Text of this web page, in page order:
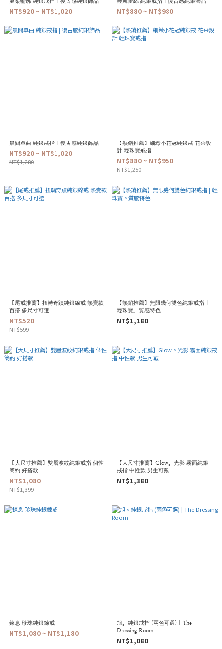
NT$920 ~ NT$1,020 NT$880 ~ NT$980
晨間單曲 純銀戒指 | 復古感純銀飾品
NT$920 ~ NT$1,020
NT$1,280
【熱銷推薦】細緻小花冠純銀戒 花朵設
計 輕珠寶戒指
NT$880 ~ NT$950
NT$1,250
【尾戒推薦】扭轉奇蹟純銀線戒 熱賣款
百搭 多尺寸可選
NT$520
NT$599
【熱銷推薦】無限幾何雙色純銀戒指 |
輕珠寶。質感特色
NT$1,180
【大尺寸推薦】雙層波紋純銀戒指 個性
簡約 好搭款
NT$1,080
NT$1,399
【大尺寸推薦】Glow。光影 霧面純銀
戒指 中性款 男生可戴
NT$1,380
鍊息 珍珠純銀鍊戒
NT$1,080 ~ NT$1,180
旭。純銀戒指 (兩色可選) | The
Dressing Room
NT$1,080